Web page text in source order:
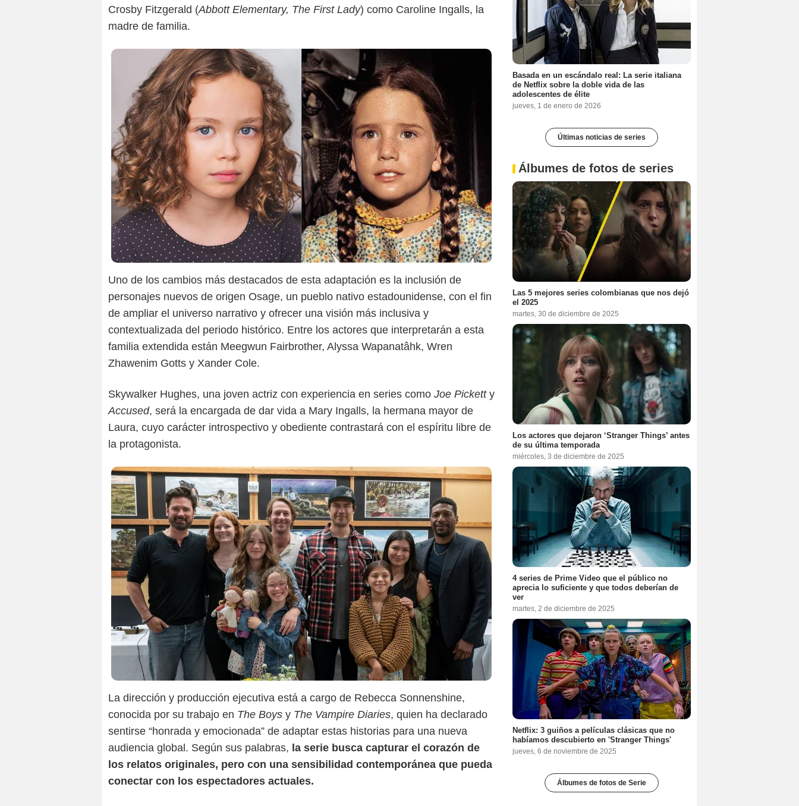
Crosby Fitzgerald (Abbott Elementary, The First Lady) como Caroline Ingalls, la
madre de familia.
Uno de los cambios más destacados de esta adaptación es la inclusión de
personajes nuevos de origen Osage, un pueblo nativo estadounidense, con el fin
de ampliar el universo narrativo y ofrecer una visión más inclusiva y
contextualizada del periodo histórico. Entre los actores que interpretarán a esta
familia extendida están Meegwun Fairbrother, Alyssa Wapanatâhk, Wren
Zhawenim Gotts y Xander Cole.
Skywalker Hughes, una joven actriz con experiencia en series como Joe Picketty
Accused, será la encargada de dar vida a Mary Ingalls, la hermana mayor de
Laura, cuyo carácter introspectivo y obediente contrastará con el espíritu libre de
la protagonista.
Netflix
La dirección y producción ejecutiva está a cargo de Rebecca Sonnenshine,
conocida por su trabajo en The Boys y The Vampire Diaries, quien ha declarado
sentirse “honrada y emocionada” de adaptar estas historias para una nueva
audiencia global. Según sus palabras, la serie busca capturar el corazón de
los relatos originales, pero con una sensibilidad contemporánea que pueda
conectar con los espectadores actuales.
Basada en un escándalo real: La serie italiana
de Netflix sobre la doble vida de las
adolescentes de élite
jueves, 1 de enero de 2026
Últimas noticias de series
Álbumes de fotos de series
Las 5 mejores series colombianas que nos dejó
el 2025
martes, 30 de diciembre de 2025
Los actores que dejaron ‘Stranger Things’ antes
de su última temporada
miércoles, 3 de diciembre de 2025
4 series de Prime Video que el público no
aprecia lo suficiente y que todos deberían de
ver
martes, 2 de diciembre de 2025
Netflix: 3 guiños a películas clásicas que no
habíamos descubierto en 'Stranger Things'
jueves, 6 de noviembre de 2025
Álbumes de fotos de Serie